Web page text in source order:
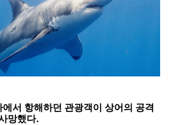
서 항해하던 관광객이 상어의 공격
망했다.